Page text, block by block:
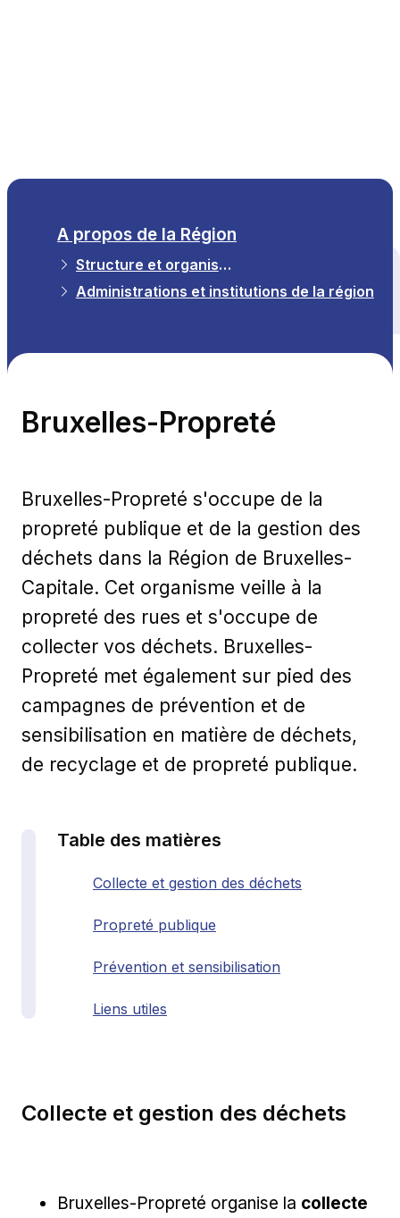
Tous les thèmes
A propos de la Région
Structure et organisation
Administrations et institutions de la région
Bruxelles-Propreté
Bruxelles-Propreté s'occupe de la
propreté publique et de la gestion des
déchets dans la Région de Bruxelles-
Capitale. Cet organisme veille à la
propreté des rues et s'occupe de
collecter vos déchets. Bruxelles-
Propreté met également sur pied des
campagnes de prévention et de
sensibilisation en matière de déchets,
de recyclage et de propreté publique.
Table des matières
Collecte et gestion des déchets
Propreté publique
Prévention et sensibilisation
Liens utiles
Collecte et gestion des déchets
Bruxelles-Propreté organise la collecte